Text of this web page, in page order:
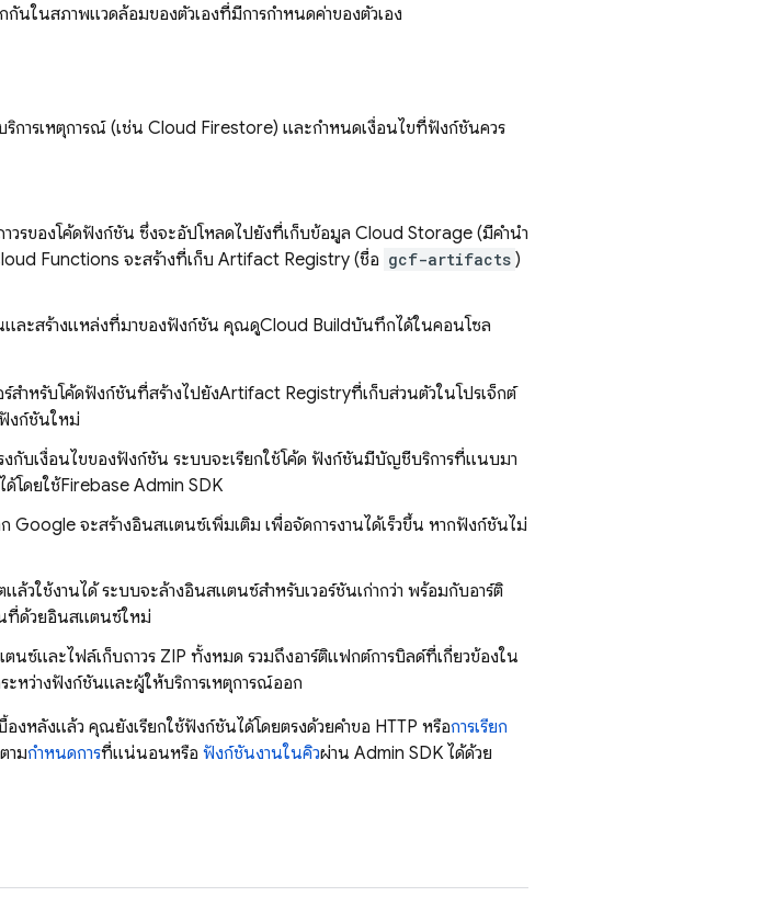
นในสภาพแวดล้อมของตัวเองที่มีการกำหนดค่าของตัวเอง
การเหตุการณ์ (เช่น Cloud Firestore) และกำหนดเงื่อนไขที่ฟังก์ชันควร
วรของโค้ดฟังก์ชัน ซึ่งจะอัปโหลดไปยังที่เก็บข้อมูล Cloud Storage (มีคำนำ
Functions จะสร้างที่เก็บ Artifact Registry (ชื่อ gcf-artifacts )
ละสร้างแหล่งที่มาของฟังก์ชัน คุณดูCloud Buildบันทึกได้ในคอนโซล
สำหรับโค้ดฟังก์ชันที่สร้างไปยังArtifact Registryที่เก็บส่วนตัวในโปรเจ็กต์
งก์ชันใหม่
งกับเงื่อนไขของฟังก์ชัน ระบบจะเรียกใช้โค้ด ฟังก์ชันมีบัญชีบริการที่แนบมา
ด้โดยใช้Firebase Admin SDK
Google จะสร้างอินสแตนซ์เพิ่มเติม เพื่อจัดการงานได้เร็วขึ้น หากฟังก์ชันไม่
ล้วใช้งานได้ ระบบจะล้างอินสแตนซ์สำหรับเวอร์ชันเก่ากว่า พร้อมกับอาร์ติ
ที่ด้วยอินสแตนซ์ใหม่
ซ์และไฟล์เก็บถาวร ZIP ทั้งหมด รวมถึงอาร์ติแฟกต์การบิลด์ที่เกี่ยวข้องใน
ะหว่างฟังก์ชันและผู้ให้บริการเหตุการณ์ออก
งหลังแล้ว คุณยังเรียกใช้ฟังก์ชันได้โดยตรงด้วยคำขอ HTTP หรือการเรียก
ามกำหนดการที่แน่นอนหรือ ฟังก์ชันงานในคิวผ่าน Admin SDK ได้ด้วย